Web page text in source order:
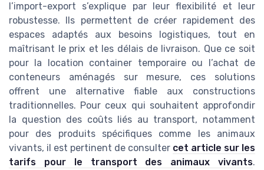
l’import-export s’explique par leur flexibilité et leur
robustesse. Ils permettent de créer rapidement des
espaces adaptés aux besoins logistiques, tout en
maîtrisant le prix et les délais de livraison. Que ce soit
pour la location container temporaire ou l’achat de
conteneurs aménagés sur mesure, ces solutions
offrent une alternative fiable aux constructions
traditionnelles. Pour ceux qui souhaitent approfondir
la question des coûts liés au transport, notamment
pour des produits spécifiques comme les animaux
vivants, il est pertinent de consulter cet article sur les
tarifs pour le transport des animaux vivants.